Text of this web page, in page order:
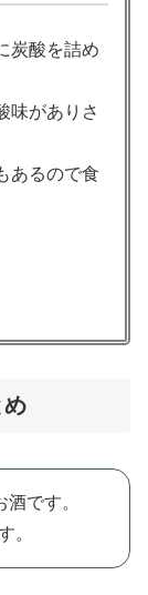
炭酸を詰め
味がありさ
あるので食
め
です。
。